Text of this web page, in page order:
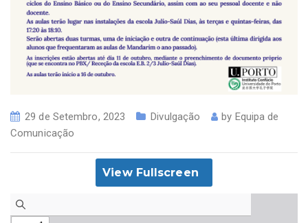
29 de Setembro, 2023 Divulgação by Equipa de
Comunicação
View Fullscreen